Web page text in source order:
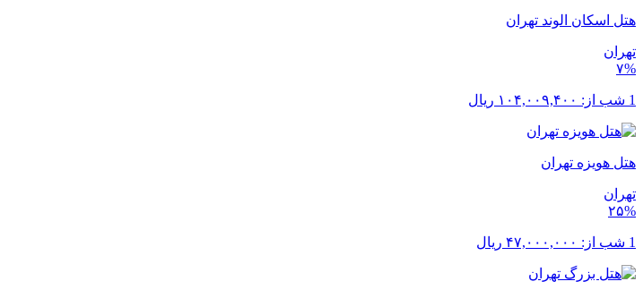
هتل اسکان الوند تهران
تهران
۷%
1 شب از: ۱۰۴,۰۰۹,۴۰۰ ریال
هتل هویزه تهران
تهران
۲۵%
1 شب از: ۴۷,۰۰۰,۰۰۰ ریال